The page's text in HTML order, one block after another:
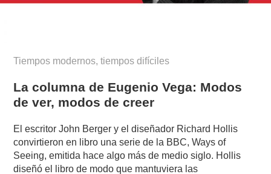
Tiempos modernos, tiempos difíciles
La columna de Eugenio Vega: Modos
de ver, modos de creer
El escritor John Berger y el diseñador Richard Hollis
convirtieron en libro una serie de la BBC, Ways of
Seeing, emitida hace algo más de medio siglo. Hollis
diseñó el libro de modo que mantuviera las